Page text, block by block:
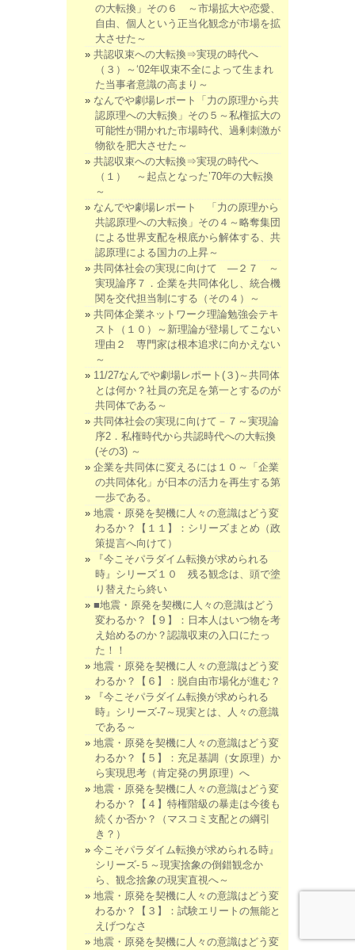
の大転換」その６ ～市場拡大や恋愛、
自由、個人という正当化観念が市場を拡
大させた～
共認収束への大転換⇒実現の時代へ
（３）～‘02年収束不全によって生まれ
た当事者意識の高まり～
なんでや劇場レポート「力の原理から共
認原理への大転換」その５～私権拡大の
可能性が開かれた市場時代、過剰刺激が
物欲を肥大させた～
共認収束への大転換⇒実現の時代へ
（１） ～起点となった’70年の大転換
～
なんでや劇場レポート 「力の原理から
共認原理への大転換」その４～略奪集団
による世界支配を根底から解体する、共
認原理による国力の上昇～
共同体社会の実現に向けて ―２７ ～
実現論序７．企業を共同体化し、統合機
関を交代担当制にする（その４）～
共同体企業ネットワーク理論勉強会テキ
スト（１０）～新理論が登場してこない
理由２ 専門家は根本追求に向かえない
～
11/27なんでや劇場レポート(３)～共同体
とは何か？社員の充足を第一とするのが
共同体である～
共同体社会の実現に向けて－７～実現論
序2．私権時代から共認時代への大転換
(その3) ～
企業を共同体に変えるには１０～「企業
の共同体化」が日本の活力を再生する第
一歩である。
地震・原発を契機に人々の意識はどう変
わるか？【１１】：シリーズまとめ（政
策提言へ向けて）
『今こそパラダイム転換が求められる
時』シリーズ１０ 残る観念は、頭で塗
り替えたら終い
■地震・原発を契機に人々の意識はどう
変わるか？【９】：日本人はいつ物を考
え始めるのか？認識収束の入口にたっ
た！！
地震・原発を契機に人々の意識はどう変
わるか？【６】：脱自由市場化が進む？
『今こそパラダイム転換が求められる
時』シリーズ-7～現実とは、人々の意識
である～
地震・原発を契機に人々の意識はどう変
わるか？【５】：充足基調（女原理）か
ら実現思考（肯定発の男原理）へ
地震・原発を契機に人々の意識はどう変
わるか？【４】特権階級の暴走は今後も
続くか否か？（マスコミ支配との綱引
き？）
今こそパラダイム転換が求められる時』
シリーズ-５～現実捨象の倒錯観念か
ら、観念捨象の現実直視へ～
地震・原発を契機に人々の意識はどう変
わるか？【３】：試験エリートの無能と
えげつなさ
地震・原発を契機に人々の意識はどう変